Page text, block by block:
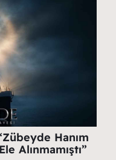
Hanım
Alınmamıştı”